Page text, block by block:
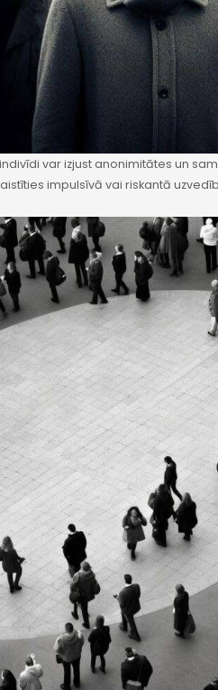
var izjust anonimitātes un
impulsīvā vai riskantā